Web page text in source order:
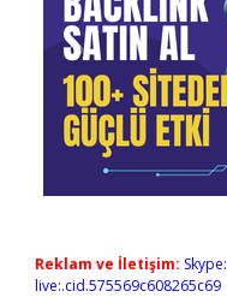
Reklam ve İletişim: Skype:
live:.cid.575569c608265c69